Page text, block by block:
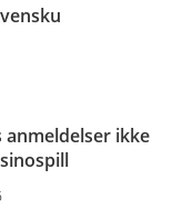
ikke